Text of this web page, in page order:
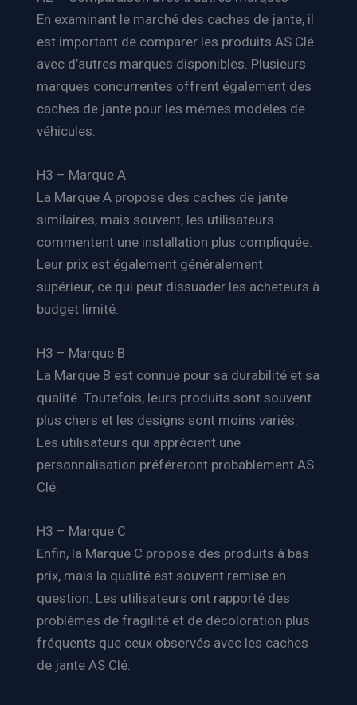
En examinant le marché des caches de jante, il
est important de comparer les produits AS Clé
avec d’autres marques disponibles. Plusieurs
marques concurrentes offrent également des
caches de jante pour les mêmes modèles de
véhicules.
H3 – Marque A
La Marque A propose des caches de jante
similaires, mais souvent, les utilisateurs
commentent une installation plus compliquée.
Leur prix est également généralement
supérieur, ce qui peut dissuader les acheteurs à
budget limité.
H3 – Marque B
La Marque B est connue pour sa durabilité et sa
qualité. Toutefois, leurs produits sont souvent
plus chers et les designs sont moins variés.
Les utilisateurs qui apprécient une
personnalisation préféreront probablement AS
Clé.
H3 – Marque C
Enfin, la Marque C propose des produits à bas
prix, mais la qualité est souvent remise en
question. Les utilisateurs ont rapporté des
problèmes de fragilité et de décoloration plus
fréquents que ceux observés avec les caches
de jante AS Clé.